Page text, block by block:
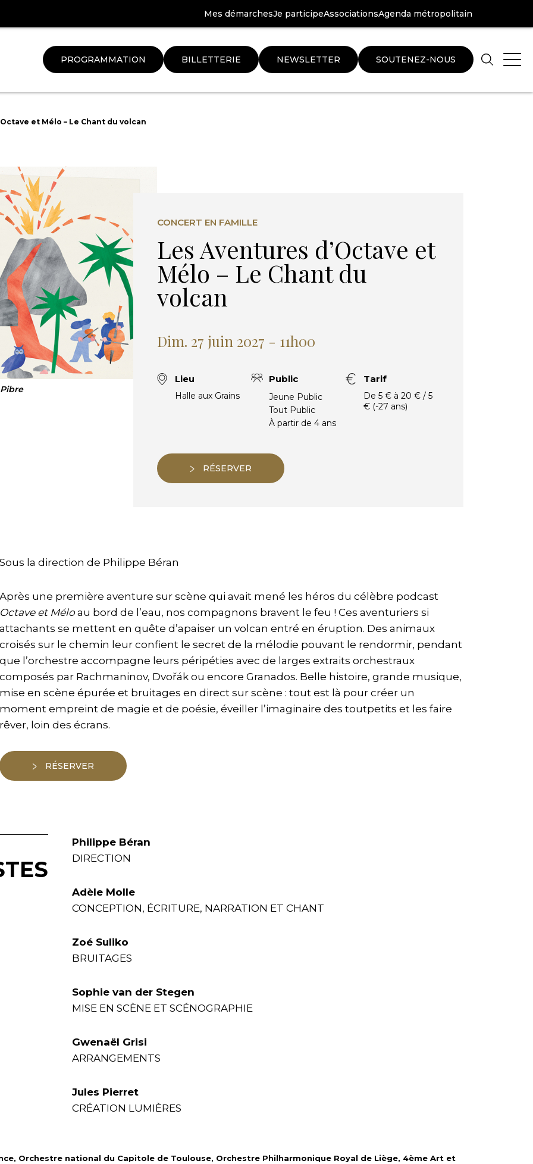
Mes démarchesJe participeAssociationsAgenda métropolitain
PROGRAMMATION BILLETTERIE NEWSLETTER SOUTENEZ-NOUS
et Mélo – Le Chant du volcan
Les Aventures d’Octave et
Mélo – Le Chant du
volcan
CONCERT EN FAMILLE
Dim. 27 juin 2027 - 11h00
Lieu
Halle aux Grains
Public
Jeune Public
Tout Public
À partir de 4 ans
Tarif
De 5 € à 20 € / 5
€ (-27 ans)
RÉSERVER
Sous la direction de Philippe Béran
Après une première aventure sur scène qui avait mené les héros du célèbre podcast
Octave et Méloau bord de l’eau, nos compagnons bravent le feu ! Ces aventuriers si
attachants se mettent en quête d’apaiser un volcan entré en éruption. Des animaux
croisés sur le chemin leur confient le secret de la mélodie pouvant le rendormir, pendant
que l’orchestre accompagne leurs péripéties avec de larges extraits orchestraux
composés par Rachmaninov, Dvořák ou encore Granados. Belle histoire, grande musique,
mise en scène épurée et bruitages en direct sur scène : tout est là pour créer un
moment empreint de magie et de poésie, éveiller l’imaginaire des toutpetits et les faire
rêver, loin des écrans.
RÉSERVER
Philippe Béran
DIRECTION
Adèle Molle
CONCEPTION, ÉCRITURE, NARRATION ET CHANT
Zoé Suliko
BRUITAGES
Sophie van der Stegen
MISE EN SCÈNE ET SCÉNOGRAPHIE
Gwenaël Grisi
ARRANGEMENTS
Jules Pierret
CRÉATION LUMIÈRES
Orchestre national du Capitole de Toulouse, Orchestre Philharmonique Royal de Liège, 4ème Art et